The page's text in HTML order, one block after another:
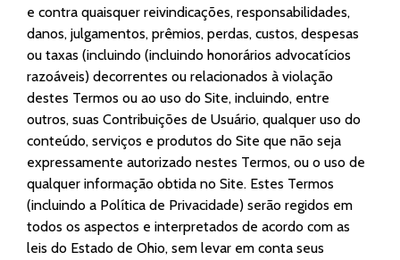
e contra quaisquer reivindicações, responsabilidades,
danos, julgamentos, prêmios, perdas, custos, despesas
ou taxas (incluindo (incluindo honorários advocatícios
razoáveis) decorrentes ou relacionados à violação
destes Termos ou ao uso do Site, incluindo, entre
outros, suas Contribuições de Usuário, qualquer uso do
conteúdo, serviços e produtos do Site que não seja
expressamente autorizado nestes Termos, ou o uso de
qualquer informação obtida no Site. Estes Termos
(incluindo a Política de Privacidade) serão regidos em
todos os aspectos e interpretados de acordo com as
leis do Estado de Ohio, sem levar em conta seus